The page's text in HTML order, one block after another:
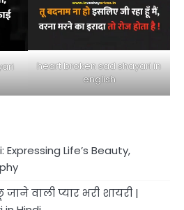
heart broken sad shayari in
english
Expressing Life’s Beauty,
वाली प्यार भरी शायरी |